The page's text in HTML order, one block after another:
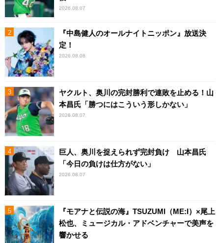
2026.08.07
『中島健人のオールナイトニッポン』放送決
定！
2026.08.08
ヤクルト、奥川の完封勝利で連敗を止める！山
本昌氏「勝つにはこういう形しかない」
2026.08.07
巨人、奥川を捉えられず完封負け 山本昌氏
「今日の負けは仕方がない」
2026.08.07
『モアナと伝説の海』TSUZUMI（ME:I）×尾上
松也、ミュージカル・アドベンチャーで美声を
響かせる